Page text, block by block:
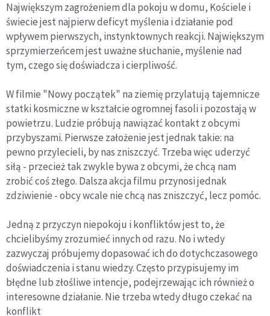
Największym zagrożeniem dla pokoju w domu, Kościele i
świecie jest najpierw deficyt myślenia i działanie pod
wpływem pierwszych, instynktownych reakcji. Największym
sprzymierzeńcem jest uważne słuchanie, myślenie nad
tym, czego się doświadcza i cierpliwość.
W filmie "Nowy początek" na ziemię przylatują tajemnicze
statki kosmiczne w kształcie ogromnej fasoli i pozostają w
powietrzu. Ludzie próbują nawiązać kontakt z obcymi
przybyszami. Pierwsze założenie jest jednak takie: na
pewno przylecieli, by nas zniszczyć. Trzeba więc uderzyć
siłą - przecież tak zwykle bywa z obcymi, że chcą nam
zrobić coś złego. Dalsza akcja filmu przynosi jednak
zdziwienie - obcy wcale nie chcą nas zniszczyć, lecz pomóc.
Jedną z przyczyn niepokoju i konfliktów jest to, że
chcielibyśmy zrozumieć innych od razu. No i wtedy
zazwyczaj próbujemy dopasować ich do dotychczasowego
doświadczenia i stanu wiedzy. Często przypisujemy im
błędne lub złośliwe intencje, podejrzewając ich również o
interesowne działanie. Nie trzeba wtedy długo czekać na
konflikt